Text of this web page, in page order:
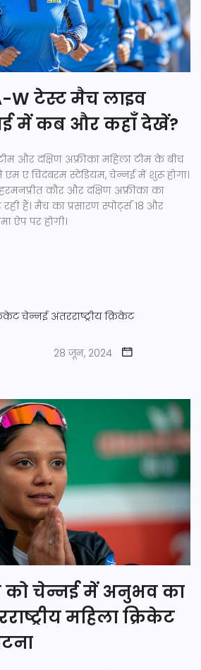
W टेस्ट मैच लाइव
में कब और कहाँ देखें?
और दक्षिण अफ्रीका महिला टीम के बीच
ए चिदंबरम स्टेडियम, चेन्नई में शुरू होगा।
कौर और दक्षिण अफ्रीका का
हैं। मैच का प्रसारण स्पोर्ट्स 18 और
ऐप पर होगी।
चेन्नई अंतरराष्ट्रीय क्रिकेट
28 जून, 2024
को चेन्नई में अनुभव का
महिला क्रिकेट